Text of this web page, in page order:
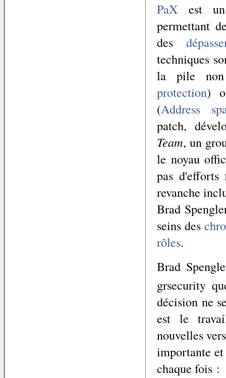
PaX est
permettant
des
techniques
la pile non
protection)
(Address
patch,
Team, un
le noyau
pas
revanche
Brad
seins des
rôles.
Brad
grsecurity
décision ne
est le
nouvelles
importante
chaque fois :